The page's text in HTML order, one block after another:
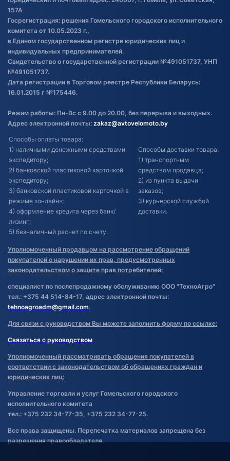
Постановка транспорта на учет
Обновления в ЭПТС 2024
157А
Госрегистрация: решения Гомельского городского исполнительного
комитета от 10.05.2023 г.,
в Едином государственном регистре юридических лиц и
индивидуальных предпринимателей.
Свидетельство о государственной регистрации №491051737, УНП
№491051737.
Дата регистрации в Торговом реестре Республики Беларусь:
16.01.2015 г №175446.
Режим работы: Пн-Вс с 9.00 до 20.00, без перерыва и выходных.
Адрес электронной почты: zakaz@avtovelomoto.by
Способы оплаты товара:
1) наличными денежными средствами
экспедитору;
2) банковской пластиковой карточкой
экспедитору;
3) банковской пластиковой карточкой в
режиме «онлайн»;
4) оформление кредита через банк/
лизинг;
5) безналичный расчет по счету.
Способы доставки товара:
1) транспортным
средством продавца;
2) из пункта выдачи
заказов;
3) курьерской службой
доставки.
Уполномоченный продавцом на рассмотрение обращений
покупателей о нарушении их прав, предусмотренных
законодательством о защите прав потребителей:
специалист по послепродажному обслуживанию ООО "ТехноАгро"
тел.: +375 44 514-84-17, адрес электронной почты:
tehnoagroadm@gmail.com.
Для связи с руководством Вы можете заполнить форму по ссылке:
Связаться с руководством
Уполномоченный рассматривать обращения покупателей в
соответствии с законодательством об обращениях граждан и
юридических лиц:
Управление торговли и услуг Гомельского городского
исполнительного комитета
тел.: +375 232 34-77-35, +375 232 34-77-25.
Все права защищены. Перепечатка материалов запрещена без
разрешения правообладателя.